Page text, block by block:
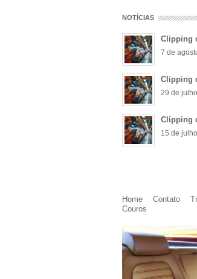
NOTÍCIAS
Clipping
7 de
Clipping
29 de
Clipping
15 de
Home Contato
Couros